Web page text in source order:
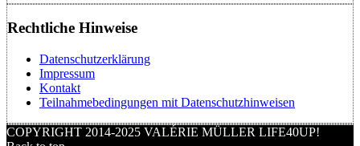
Rechtliche Hinweise
Datenschutzerklärung
Impressum
Kontakt
Teilnahmebedingungen mit Datenschutzhinweisen
COPYRIGHT 2014-2025 VALÉRIE MÜLLER LIFE40UP!